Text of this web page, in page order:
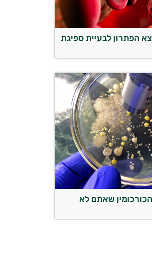
הפתרון לבעיית ספיגת
שאתם לא